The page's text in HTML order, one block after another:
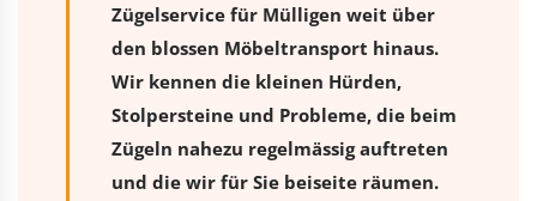
Zügelservice für Mülligen weit über
den blossen Möbeltransport hinaus.
Wir kennen die kleinen Hürden,
Stolpersteine und Probleme, die beim
Zügeln nahezu regelmässig auftreten
und die wir für Sie beiseite räumen.